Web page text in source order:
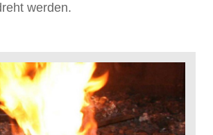
werden.